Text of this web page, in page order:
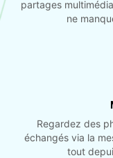
partages
ne
Regardez des
échangés via la
tout